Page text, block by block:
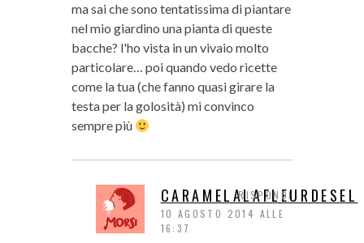
ma sai che sono tentatissima di piantare
nel mio giardino una pianta di queste
bacche? l'ho vista in un vivaio molto
particolare… poi quando vedo ricette
come la tua (che fanno quasi girare la
testa per la golosità) mi convinco
sempre più
CARAMELALAFLEURDESEL
10 AGOSTO 2014 ALLE
16:37
RISPONDI